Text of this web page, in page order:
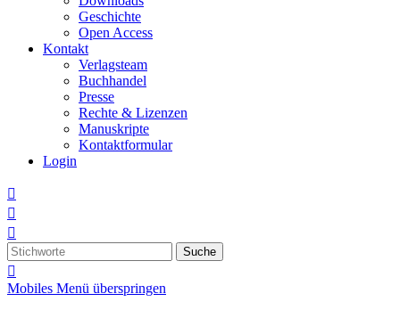
Geschichte
Open Access
Kontakt
Verlagsteam
Buchhandel
Presse
Rechte & Lizenzen
Manuskripte
Kontaktformular
Login



Suche

Mobiles Menü überspringen